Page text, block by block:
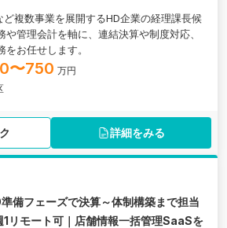
ど複数事業を展開するHD企業の経理課長候
管理会計を軸に、連結決算や制度対応、
お任せします。
〜750 万円
詳細をみる
準備フェーズで決算～体制構築まで担当
リモート可｜店舗情報一括管理SaaSを